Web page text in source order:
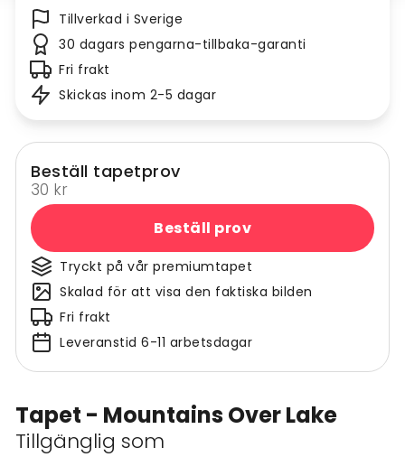
Tapet - Mountains Over Lake
Tillgänglig som
Tillverkad i Sverige
30 dagars pengarna-tillbaka-garanti
Fri frakt
Skickas inom 2-5 dagar
Beställ tapetprov
30 kr
Beställ prov
Tryckt på vår premiumtapet
Skalad för att visa den faktiska bilden
Fri frakt
Leveranstid 6-11 arbetsdagar